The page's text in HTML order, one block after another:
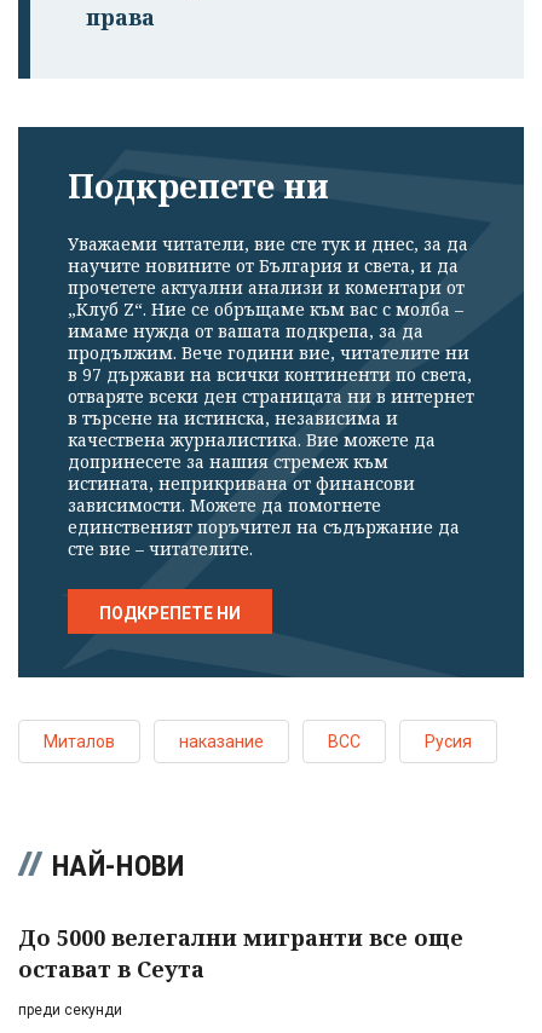
права
Подкрепете ни
Уважаеми читатели, вие сте тук и днес, за да
научите новините от България и света, и да
прочетете актуални анализи и коментари от
„Клуб Z“. Ние се обръщаме към вас с молба –
имаме нужда от вашата подкрепа, за да
продължим. Вече години вие, читателите ни
в 97 държави на всички континенти по света,
отваряте всеки ден страницата ни в интернет
в търсене на истинска, независима и
качествена журналистика. Вие можете да
допринесете за нашия стремеж към
истината, неприкривана от финансови
зависимости. Можете да помогнете
единственият поръчител на съдържание да
сте вие – читателите.
ПОДКРЕПЕТЕ НИ
Миталов наказание ВСС Русия
НАЙ-НОВИ
До 5000 велегални мигранти все още
остават в Сеута
преди секунди